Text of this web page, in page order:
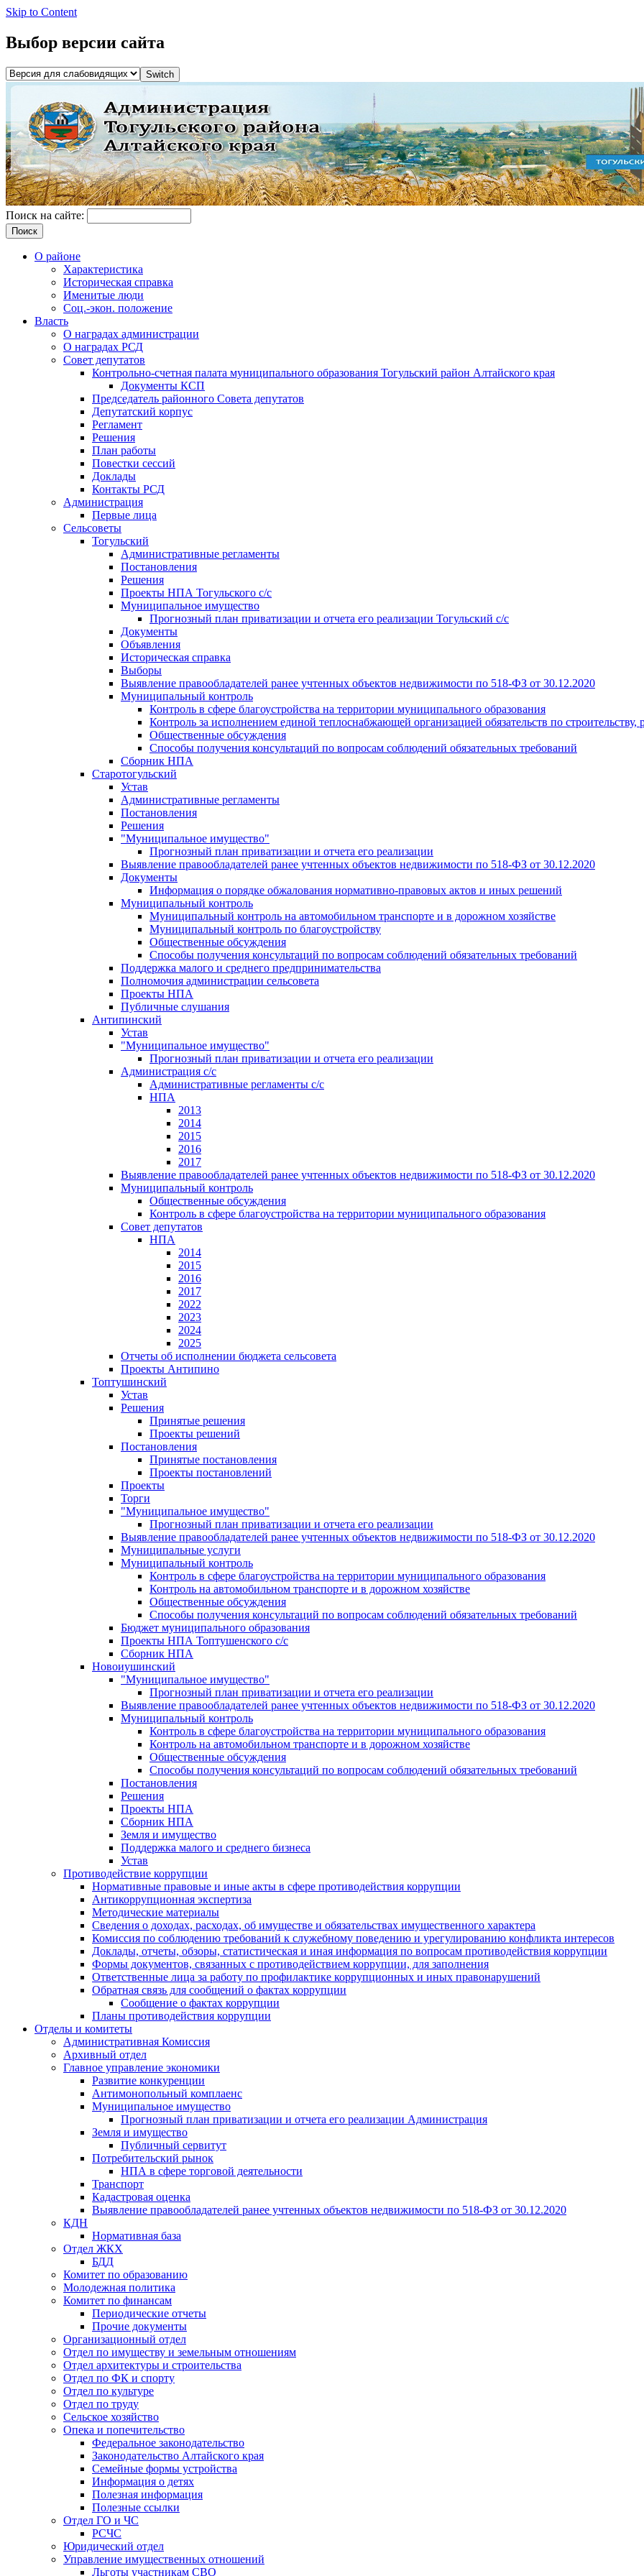
Skip to Content
Выбор версии сайта
Поиск на сайте:
О районе
Характеристика
Историческая справка
Именитые люди
Соц.-экон. положение
Власть
О наградах администрации
О наградах РСД
Совет депутатов
Контрольно-счетная палата муниципального образования Тогульский район Алтайского края
Документы КСП
Председатель районного Совета депутатов
Депутатский корпус
Регламент
Решения
План работы
Повестки сессий
Доклады
Контакты РСД
Администрация
Первые лица
Сельсоветы
Тогульский
Административные регламенты
Постановления
Решения
Проекты НПА Тогульского с/с
Муниципальное имущество
Прогнозный план приватизации и отчета его реализации Тогульский с/с
Документы
Объявления
Историческая справка
Выборы
Выявление правообладателей ранее учтенных объектов недвижимости по 518-ФЗ от 30.12.2020
Муниципальный контроль
Контроль в сфере благоустройства на территории муниципального образования
Контроль за исполнением единой теплоснабжающей организацией обязательств по
Общественные обсуждения
Способы получения консультаций по вопросам соблюдений обязательных требований
Сборник НПА
Старотогульский
Устав
Административные регламенты
Постановления
Решения
"Муниципальное имущество"
Прогнозный план приватизации и отчета его реализации
Выявление правообладателей ранее учтенных объектов недвижимости по 518-ФЗ от 30.12.2020
Документы
Информация о порядке обжалования нормативно-правовых актов и иных решений
Муниципальный контроль
Муниципальный контроль на автомобильном транспорте и в дорожном хозяйстве
Муниципальный контроль по благоустройству
Общественные обсуждения
Способы получения консультаций по вопросам соблюдений обязательных требований
Поддержка малого и среднего предпринимательства
Полномочия администрации сельсовета
Проекты НПА
Публичные слушания
Антипинский
Устав
"Муниципальное имущество"
Прогнозный план приватизации и отчета его реализации
Администрация с/с
Административные регламенты с/с
НПА
2013
2014
2015
2016
2017
Выявление правообладателей ранее учтенных объектов недвижимости по 518-ФЗ от 30.12.2020
Муниципальный контроль
Общественные обсуждения
Контроль в сфере благоустройства на территории муниципального образования
Совет депутатов
НПА
2014
2015
2016
2017
2022
2023
2024
2025
Отчеты об исполнении бюджета сельсовета
Проекты Антипино
Топтушинский
Устав
Решения
Принятые решения
Проекты решений
Постановления
Принятые постановления
Проекты постановлений
Проекты
Торги
"Муниципальное имущество"
Прогнозный план приватизации и отчета его реализации
Выявление правообладателей ранее учтенных объектов недвижимости по 518-ФЗ от 30.12.2020
Муниципальные услуги
Муниципальный контроль
Контроль в сфере благоустройства на территории муниципального образования
Контроль на автомобильном транспорте и в дорожном хозяйстве
Общественные обсуждения
Способы получения консультаций по вопросам соблюдений обязательных требований
Бюджет муниципального образования
Проекты НПА Топтушенского с/с
Сборник НПА
Новоиушинский
"Муниципальное имущество"
Прогнозный план приватизации и отчета его реализации
Выявление правообладателей ранее учтенных объектов недвижимости по 518-ФЗ от 30.12.2020
Муниципальный контроль
Контроль в сфере благоустройства на территории муниципального образования
Контроль на автомобильном транспорте и в дорожном хозяйстве
Общественные обсуждения
Способы получения консультаций по вопросам соблюдений обязательных требований
Постановления
Решения
Проекты НПА
Сборник НПА
Земля и имущество
Поддержка малого и среднего бизнеса
Устав
Противодействие коррупции
Нормативные правовые и иные акты в сфере противодействия коррупции
Антикоррупционная экспертиза
Методические материалы
Сведения о доходах, расходах, об имуществе и обязательствах имущественного характера
Комиссия по соблюдению требований к служебному поведению и урегулированию конфликта интересов
Доклады, отчеты, обзоры, статистическая и иная информация по вопросам противодействия коррупции
Формы документов, связанных с противодействием коррупции, для заполнения
Ответственные лица за работу по профилактике коррупционных и иных правонарушений
Обратная связь для сообщений о фактах коррупции
Сообщение о фактах коррупции
Планы противодействия коррупции
Отделы и комитеты
Административная Комиссия
Архивный отдел
Главное управление экономики
Развитие конкуренции
Антимонопольный комплаенс
Муниципальное имущество
Прогнозный план приватизации и отчета его реализации Администрация
Земля и имущество
Публичный сервитут
Потребительский рынок
НПА в сфере торговой деятельности
Транспорт
Кадастровая оценка
Выявление правообладателей ранее учтенных объектов недвижимости по 518-ФЗ от 30.12.2020
КДН
Нормативная база
Отдел ЖКХ
БДД
Комитет по образованию
Молодежная политика
Комитет по финансам
Периодические отчеты
Прочие документы
Организационный отдел
Отдел по имуществу и земельным отношениям
Отдел архитектуры и строительства
Отдел по ФК и спорту
Отдел по культуре
Отдел по труду
Сельское хозяйство
Опека и попечительство
Федеральное законодательство
Законодательство Алтайского края
Семейные формы устройства
Информация о детях
Полезная информация
Полезные ссылки
Отдел ГО и ЧС
РСЧС
Юридический отдел
Управление имущественных отношений
Льготы участникам СВО